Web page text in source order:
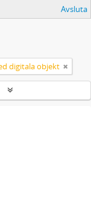
Avsluta
digitala objekt